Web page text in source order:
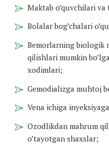
Maktab o’quvchilari va
Bolalar bog’chalari
Bemorlarning biologik
qilishlari mumkin
xodimlari;
Gemodializga muhtoj
Vena ichiga
Ozodlikdan mahrum
o’tayotgan shaxslar;